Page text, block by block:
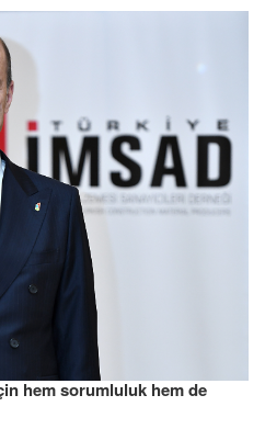
hem sorumluluk hem de